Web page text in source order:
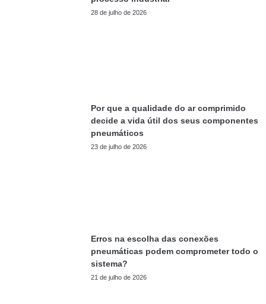
28 de julho de 2026
Por que a qualidade do ar comprimido
decide a vida útil dos seus componentes
pneumáticos
23 de julho de 2026
Erros na escolha das conexões
pneumáticas podem comprometer todo o
sistema?
21 de julho de 2026